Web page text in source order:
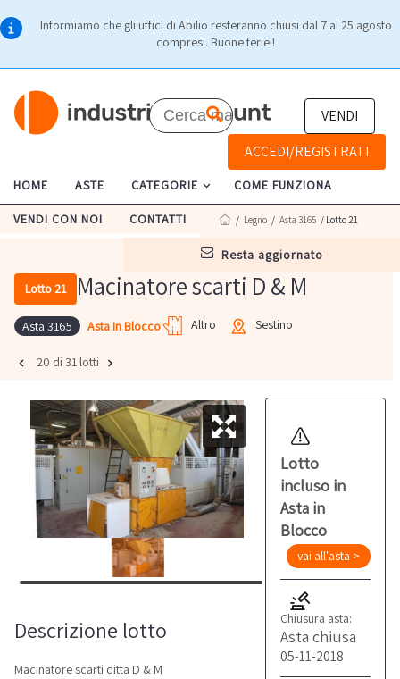
Informiamo che gli uffici di Abilio resteranno chiusi dal 7 al 25 agosto
compresi. Buone ferie !
VENDI
ACCEDI/REGISTRATI
HOME ASTE CATEGORIE COME FUNZIONA
VENDI CON NOI CONTATTI
resta aggiornato
/ Legno / Asta 3165 / Lotto 21
Lotto 21 Macinatore scarti D & M
Asta 3165 Asta In Blocco Altro Sestino
20 di 31 lotti
Lotto
incluso in
Asta in
Blocco
vai all'asta >
Chiusura asta:
Asta chiusa
05-11-2018
Descrizione lotto
Macinatore scarti ditta D & M